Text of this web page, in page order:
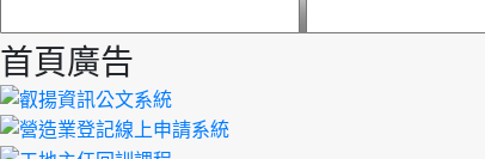
首頁廣告